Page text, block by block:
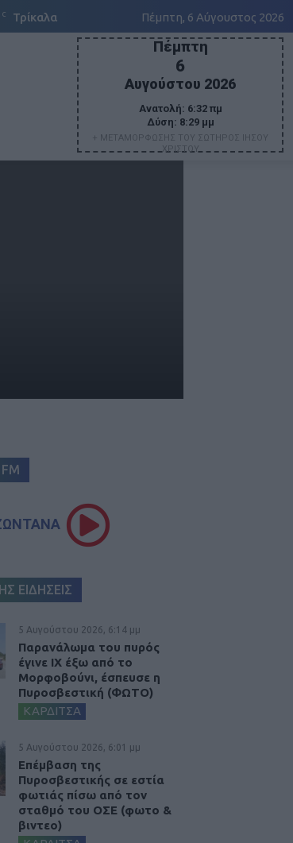
C Τρίκαλα Πέμπτη, 6 Αύγουστος 2026
Πέμπτη
6
Αυγούστου 2026
Ανατολή: 6:32 πμ
Δύση: 8:29 μμ
+ ΜΕΤΑΜΟΡΦΩΣΗΣ ΤΟΥ ΣΩΤΗΡΟΣ ΙΗΣΟΥ
ΧΡΙΣΤΟΥ
ΕΙΔΗΣΕΙΣ
5 Αυγούστου 2026, 6:14 μμ
Παρανάλωμα του πυρός
έγινε ΙΧ έξω από το
Μορφοβούνι, έσπευσε η
Πυροσβεστική (ΦΩΤΟ)
ΚΑΡΔΙΤΣΑ
5 Αυγούστου 2026, 6:01 μμ
Επέμβαση της
Πυροσβεστικής σε εστία
φωτιάς πίσω από τον
σταθμό του ΟΣΕ (φωτο &
βιντεο)